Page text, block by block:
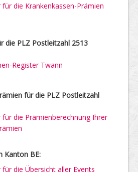
für die Krankenkassen-Prämien
die PLZ Postleitzahl 2513
Register Twann
für die PLZ Postleitzahl
für die Prämienberechnung Ihrer
Kanton BE:
für die Übersicht aller Events